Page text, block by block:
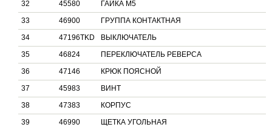
32
45580
ГАЙКА М5
33
46900
ГРУППА КОНТАКТНАЯ
34
47196TKD
ВЫКЛЮЧАТЕЛЬ
35
46824
ПЕРЕКЛЮЧАТЕЛЬ РЕВЕРСА
36
47146
КРЮК ПОЯСНОЙ
37
45983
ВИНТ
38
47383
КОРПУС
39
46990
ЩЕТКА УГОЛЬНАЯ